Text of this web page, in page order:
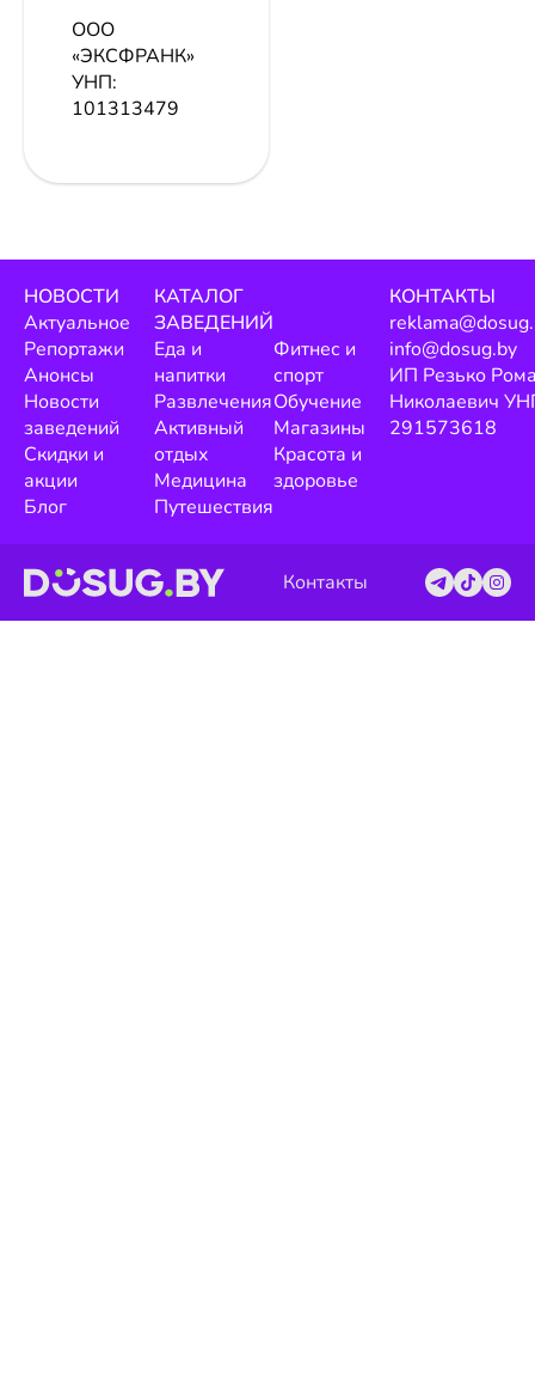
ООО
«ЭКСФРАНК»
УНП:
101313479
НОВОСТИ
Актуальное
Репортажи
Анонсы
Новости
заведений
Скидки и
акции
Блог
КАТАЛОГ
ЗАВЕДЕНИЙ
Еда и
напитки
Развлечения
Активный
отдых
Медицина
Путешествия
Фитнес и
спорт
Обучение
Магазины
Красота и
здоровье
КОНТАКТЫ
info@dosug.by
ИП Резько
Николаевич
291573618
Контакты